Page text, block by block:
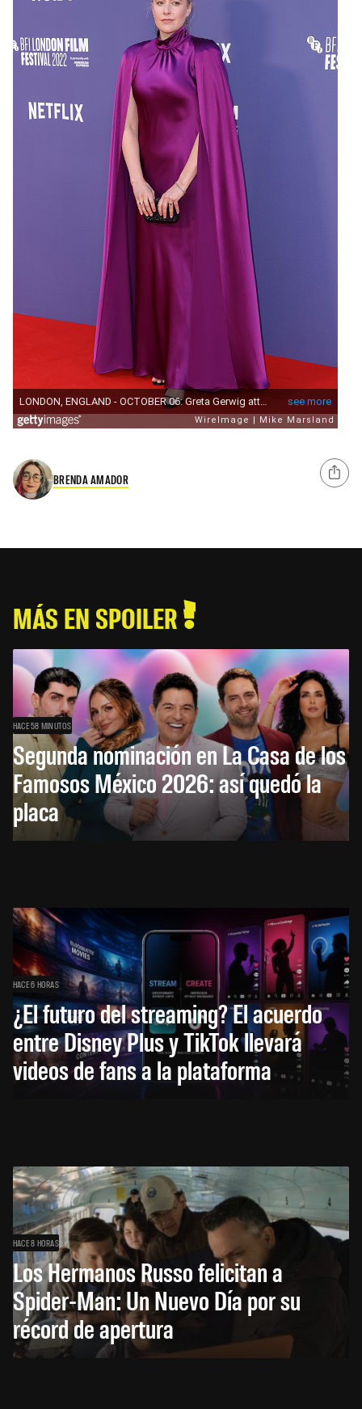
BRENDA AMADOR
MÁS EN SPOILER
HACE 58 MINUTOS
Segunda nominación en La Casa de los
Famosos México 2026: así quedó la
placa
HACE 6 HORAS
¿El futuro del streaming? El acuerdo
entre Disney Plus y TikTok llevará
videos de fans a la plataforma
HACE 8 HORAS
Los Hermanos Russo felicitan a
Spider-Man: Un Nuevo Día por su
récord de apertura